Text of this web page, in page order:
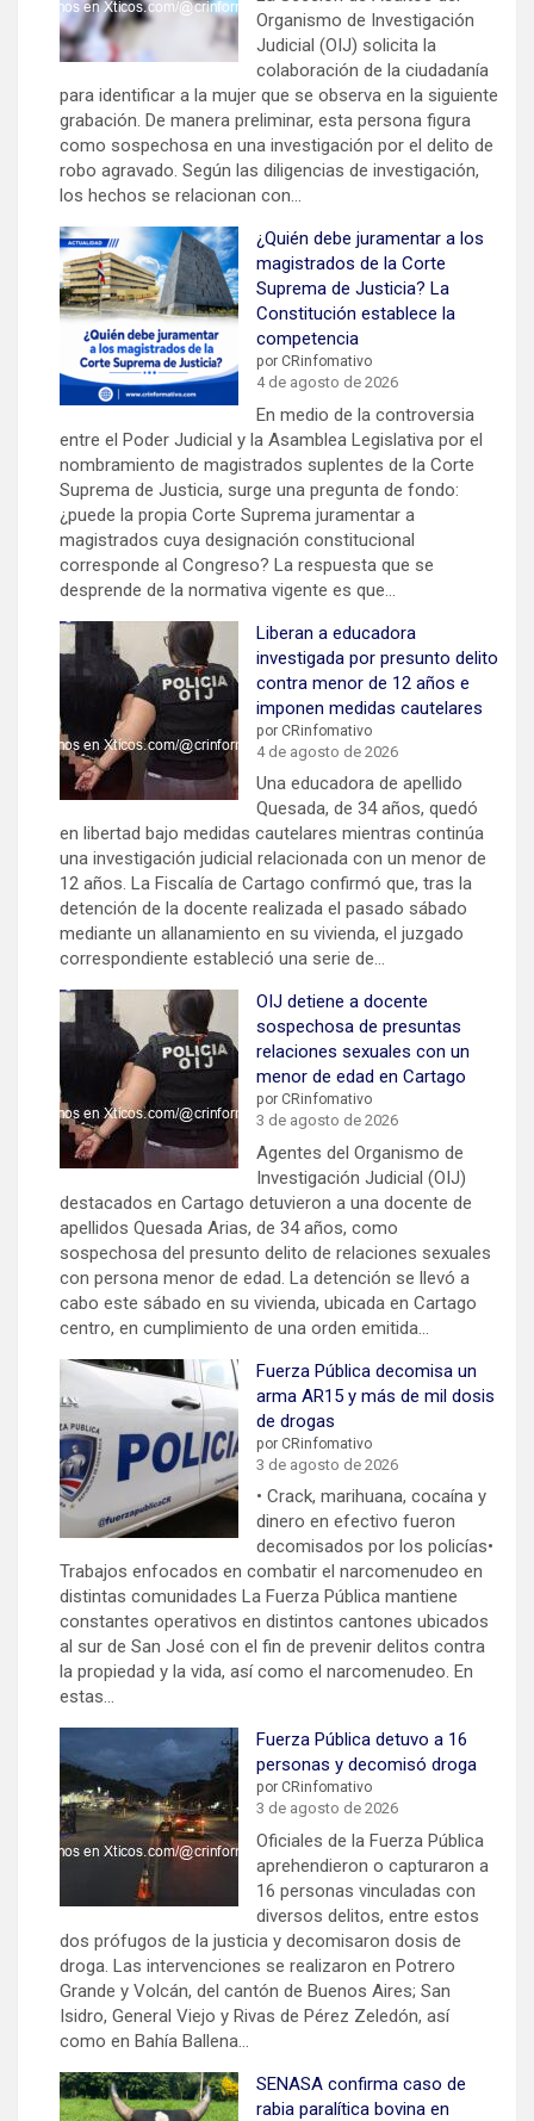
Organismo de Investigación
Judicial (OIJ) solicita la
colaboración de la ciudadanía
para identificar a la mujer que se observa en la siguiente
grabación. De manera preliminar, esta persona figura
como sospechosa en una investigación por el delito de
robo agravado. Según las diligencias de investigación,
los hechos se relacionan con…
¿Quién debe juramentar a los
magistrados de la Corte
Suprema de Justicia? La
Constitución establece la
competencia
por CRinfomativo
4 de agosto de 2026
En medio de la controversia
entre el Poder Judicial y la Asamblea Legislativa por el
nombramiento de magistrados suplentes de la Corte
Suprema de Justicia, surge una pregunta de fondo:
¿puede la propia Corte Suprema juramentar a
magistrados cuya designación constitucional
corresponde al Congreso? La respuesta que se
desprende de la normativa vigente es que…
Liberan a educadora
investigada por presunto delito
contra menor de 12 años e
imponen medidas cautelares
por CRinfomativo
4 de agosto de 2026
Una educadora de apellido
Quesada, de 34 años, quedó
en libertad bajo medidas cautelares mientras continúa
una investigación judicial relacionada con un menor de
12 años. La Fiscalía de Cartago confirmó que, tras la
detención de la docente realizada el pasado sábado
mediante un allanamiento en su vivienda, el juzgado
correspondiente estableció una serie de…
OIJ detiene a docente
sospechosa de presuntas
relaciones sexuales con un
menor de edad en Cartago
por CRinfomativo
3 de agosto de 2026
Agentes del Organismo de
Investigación Judicial (OIJ)
destacados en Cartago detuvieron a una docente de
apellidos Quesada Arias, de 34 años, como
sospechosa del presunto delito de relaciones sexuales
con persona menor de edad. La detención se llevó a
cabo este sábado en su vivienda, ubicada en Cartago
centro, en cumplimiento de una orden emitida…
Fuerza Pública decomisa un
arma AR15 y más de mil dosis
de drogas
por CRinfomativo
3 de agosto de 2026
• Crack, marihuana, cocaína y
dinero en efectivo fueron
decomisados por los policías•
Trabajos enfocados en combatir el narcomenudeo en
distintas comunidades La Fuerza Pública mantiene
constantes operativos en distintos cantones ubicados
al sur de San José con el fin de prevenir delitos contra
la propiedad y la vida, así como el narcomenudeo. En
estas…
Fuerza Pública detuvo a 16
personas y decomisó droga
por CRinfomativo
3 de agosto de 2026
Oficiales de la Fuerza Pública
aprehendieron o capturaron a
16 personas vinculadas con
diversos delitos, entre estos
dos prófugos de la justicia y decomisaron dosis de
droga. Las intervenciones se realizaron en Potrero
Grande y Volcán, del cantón de Buenos Aires; San
Isidro, General Viejo y Rivas de Pérez Zeledón, así
como en Bahía Ballena…
SENASA confirma caso de
rabia paralítica bovina en